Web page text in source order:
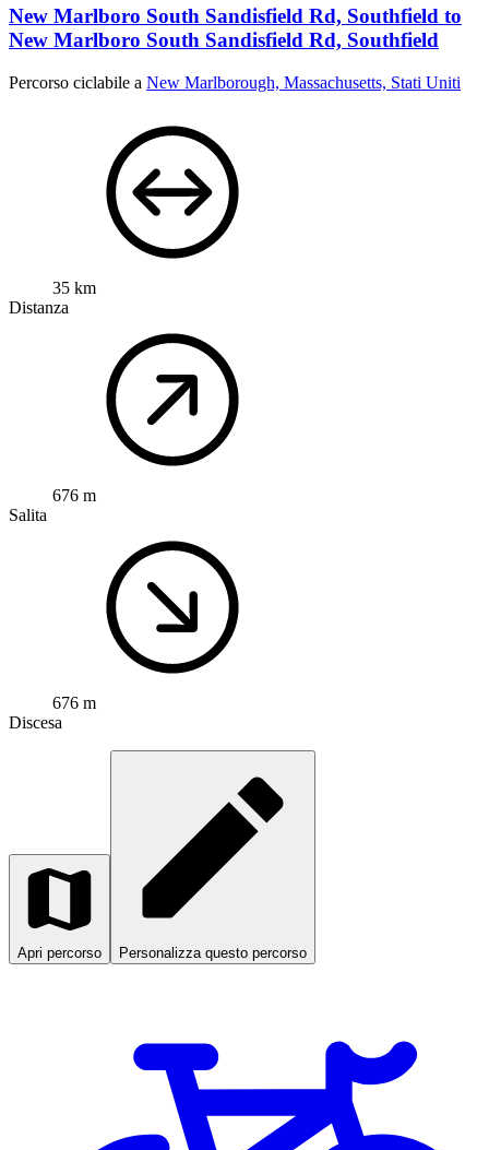
New Marlboro South Sandisfield Rd, Southfield to
New Marlboro South Sandisfield Rd, Southfield
Percorso ciclabile a New Marlborough, Massachusetts, Stati Uniti
35 km
Distanza
676 m
Salita
676 m
Discesa
Apri percorso Personalizza questo percorso